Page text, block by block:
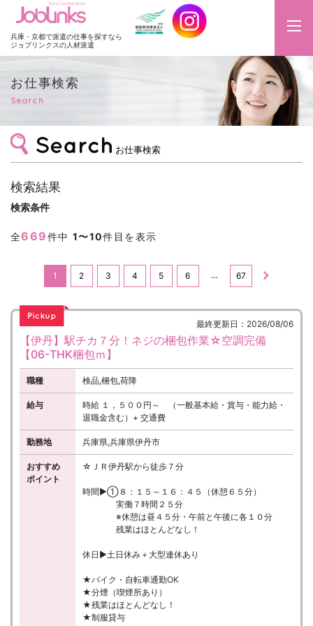
JobLinks
兵庫・京都で派遣の仕事を探すなら
ジョブリンクスの人材派遣
お仕事検索
Search
お仕事検索
検索結果
検索条件
全669件中 1〜10件目を表示
1 2 3 4 5 6 … 67
最終更新日：2026/08/06
【伊丹】駅チカ７分！ネジの梱包作業☆空調完備
【06-THK梱包ｍ】
職種 検品,梱包,荷降
給与
時給 １，５００円～ （一般基本給・賞与・能力給・
退職金含む）+ 交通費
勤務地 兵庫県,兵庫県伊丹市
おすすめ
ポイント
☆ＪＲ伊丹駅から徒歩７分
時間▶①８：１５～１６：４５（休憩６５分）
実働７時間２５分
※休憩は昼４５分・午前と午後に各１０分
残業はほとんどなし！
休日▶土日休み＋大型連休あり
★バイク・自転車通勤OK
★分煙（喫煙所あり）
★残業はほとんどなし！
★制服貸与